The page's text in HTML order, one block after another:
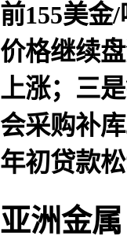
前155美金
价格继续
上涨；三
会采购补
年初贷款
亚洲金